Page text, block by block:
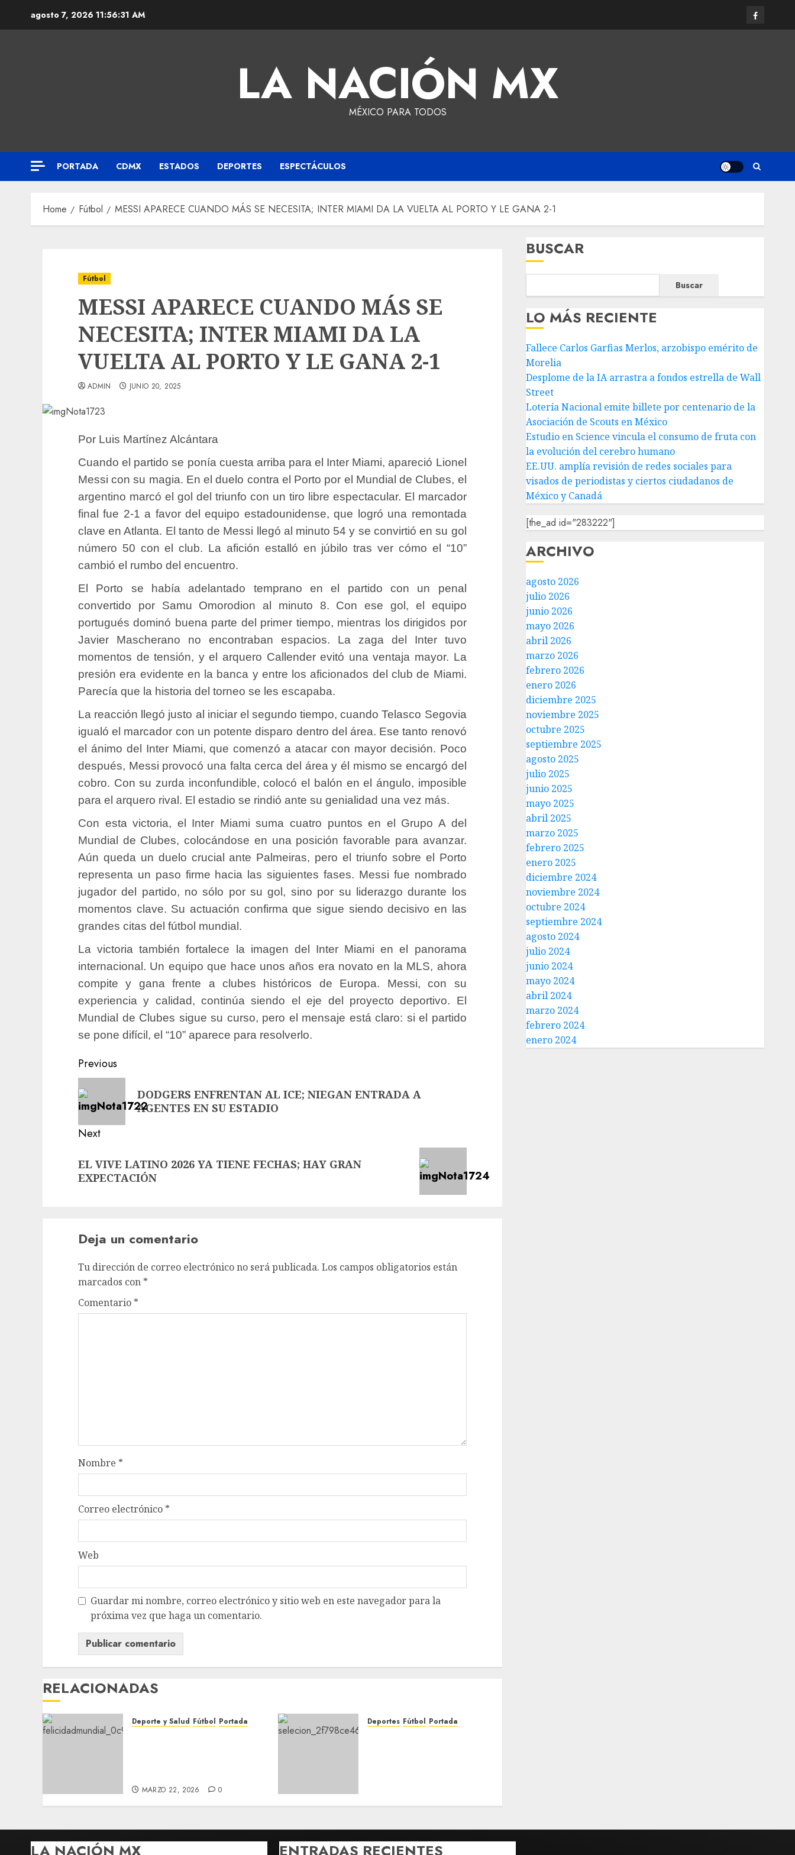
agosto 7, 2026 11:56:31 AM
LA NACIÓN MX
MÉXICO PARA TODOS
PORTADA CDMX ESTADOS DEPORTES ESPECTÁCULOS
Home Fútbol MESSI APARECE CUANDO MÁS SE NECESITA; INTER MIAMI DA LA VUELTA AL PORTO Y LE GANA 2-1
Fútbol
MESSI APARECE CUANDO MÁS SE
NECESITA; INTER MIAMI DA LA
VUELTA AL PORTO Y LE GANA 2-1
ADMIN JUNIO 20, 2025
Por Luis Martínez Alcántara
Cuando el partido se ponía cuesta arriba para el Inter Miami, apareció Lionel
Messi con su magia. En el duelo contra el Porto por el Mundial de Clubes, el
argentino marcó el gol del triunfo con un tiro libre espectacular. El marcador
final fue 2-1 a favor del equipo estadounidense, que logró una remontada
clave en Atlanta. El tanto de Messi llegó al minuto 54 y se convirtió en su gol
número 50 con el club. La afición estalló en júbilo tras ver cómo el “10”
cambió el rumbo del encuentro.
El Porto se había adelantado temprano en el partido con un penal
convertido por Samu Omorodion al minuto 8. Con ese gol, el equipo
portugués dominó buena parte del primer tiempo, mientras los dirigidos por
Javier Mascherano no encontraban espacios. La zaga del Inter tuvo
momentos de tensión, y el arquero Callender evitó una ventaja mayor. La
presión era evidente en la banca y entre los aficionados del club de Miami.
Parecía que la historia del torneo se les escapaba.
La reacción llegó justo al iniciar el segundo tiempo, cuando Telasco Segovia
igualó el marcador con un potente disparo dentro del área. Ese tanto renovó
el ánimo del Inter Miami, que comenzó a atacar con mayor decisión. Poco
después, Messi provocó una falta cerca del área y él mismo se encargó del
cobro. Con su zurda inconfundible, colocó el balón en el ángulo, imposible
para el arquero rival. El estadio se rindió ante su genialidad una vez más.
Con esta victoria, el Inter Miami suma cuatro puntos en el Grupo A del
Mundial de Clubes, colocándose en una posición favorable para avanzar.
Aún queda un duelo crucial ante Palmeiras, pero el triunfo sobre el Porto
representa un paso firme hacia las siguientes fases. Messi fue nombrado
jugador del partido, no sólo por su gol, sino por su liderazgo durante los
momentos clave. Su actuación confirma que sigue siendo decisivo en las
grandes citas del fútbol mundial.
La victoria también fortalece la imagen del Inter Miami en el panorama
internacional. Un equipo que hace unos años era novato en la MLS, ahora
compite y gana frente a clubes históricos de Europa. Messi, con su
experiencia y calidad, continúa siendo el eje del proyecto deportivo. El
Mundial de Clubes sigue su curso, pero el mensaje está claro: si el partido
se pone difícil, el “10” aparece para resolverlo.
Previous
DODGERS ENFRENTAN AL ICE; NIEGAN ENTRADA A
AGENTES EN SU ESTADIO
Next
EL VIVE LATINO 2026 YA TIENE FECHAS; HAY GRAN
EXPECTACIÓN
Deja un comentario
Tu dirección de correo electrónico no será publicada. Los campos obligatorios están
marcados con *
Comentario *
Nombre *
Correo electrónico *
Web
Guardar mi nombre, correo electrónico y sitio web en este navegador para la
próxima vez que haga un comentario.
RELACIONADAS
Deporte y Salud Fútbol Portada
MARZO 22, 2026 0
Deportes Fútbol Portada
BUSCAR
Buscar
LO MÁS RECIENTE
Fallece Carlos Garfias Merlos, arzobispo emérito de
Morelia
Desplome de la IA arrastra a fondos estrella de Wall
Street
Lotería Nacional emite billete por centenario de la
Asociación de Scouts en México
Estudio en Science vincula el consumo de fruta con
la evolución del cerebro humano
EE.UU. amplía revisión de redes sociales para
visados de periodistas y ciertos ciudadanos de
México y Canadá
[the_ad id="283222"]
ARCHIVO
agosto 2026
julio 2026
junio 2026
mayo 2026
abril 2026
marzo 2026
febrero 2026
enero 2026
diciembre 2025
noviembre 2025
octubre 2025
septiembre 2025
agosto 2025
julio 2025
junio 2025
mayo 2025
abril 2025
marzo 2025
febrero 2025
enero 2025
diciembre 2024
noviembre 2024
octubre 2024
septiembre 2024
agosto 2024
julio 2024
junio 2024
mayo 2024
abril 2024
marzo 2024
febrero 2024
enero 2024
LA NACIÓN MX ENTRADAS RECIENTES